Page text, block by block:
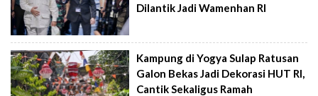
Dilantik Jadi Wamenhan RI
Kampung di Yogya Sulap Ratusan
Galon Bekas Jadi Dekorasi HUT RI,
Cantik Sekaligus Ramah